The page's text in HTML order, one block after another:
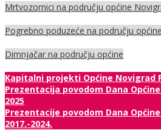
Mrtvozornici na području općine
Pogrebno poduzeće na području
Dimnjačar na području općine
Kapitalni projekti Općine Novigrad
Prezentacija povodom Dana
2025
Prezentacije povodom Dana
2017.-2024.